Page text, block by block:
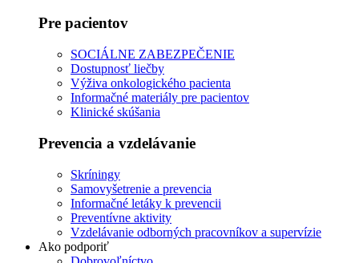
Pre pacientov
SOCIÁLNE ZABEZPEČENIE
Dostupnosť liečby
Výživa onkologického pacienta
Informačné materiály pre pacientov
Klinické skúšania
Prevencia a vzdelávanie
Skríningy
Samovyšetrenie a prevencia
Informačné letáky k prevencii
Preventívne aktivity
Vzdelávanie odborných pracovníkov a supervízie
Ako podporiť